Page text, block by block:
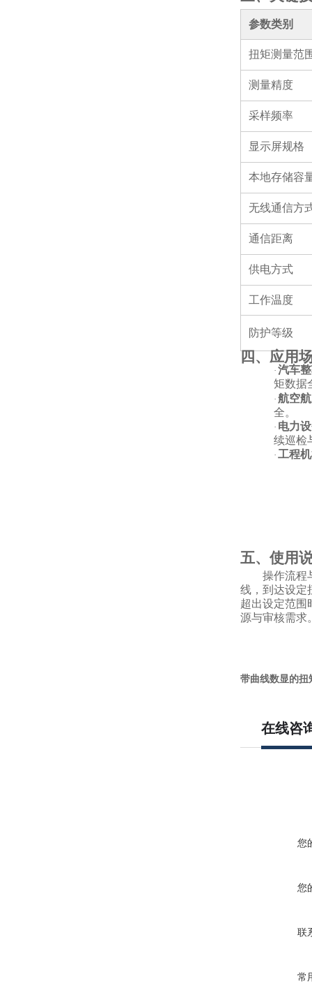
参数类别
扭矩测量范
测量精度
采样频率
显示屏规格
本地存储容
无线通信方
通信距离
供电方式
工作温度
防护等级
四、应用
· 汽车
矩数据
· 航空
全。
· 电力
续巡检
· 工程
五、使用
操作流程
线，到达设定
超出设定范围
源与审核需求
带曲线数显的扭
在线咨
您
您
联
常